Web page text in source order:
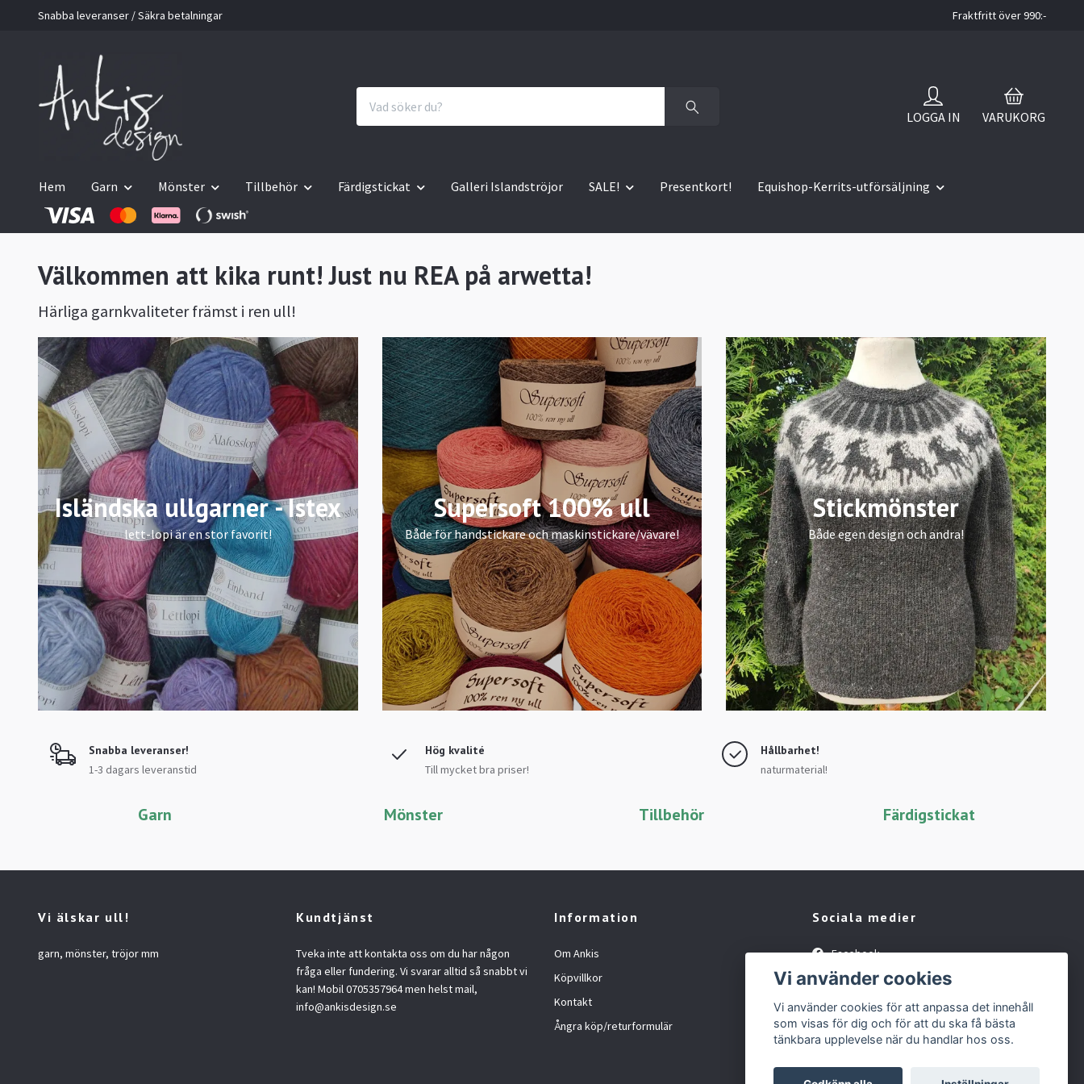
Snabba leveranser / Säkra betalningar Fraktfritt över 990:-
LOGGA IN VARUKORG
Hem Garn Mönster Tillbehör Färdigstickat Galleri Islandströjor SALE! Presentkort! Equishop-Kerrits-utförsäljning
Välkommen att kika runt! Just nu REA på arwetta!
Härliga garnkvaliteter främst i ren ull!
Isländska ullgarner - Istex
lett-lopi är en stor favorit!
Supersoft 100% ull
Både för handstickare och maskinstickare/vävare!
Stickmönster
Både egen design och andra!
Snabba leveranser!
1-3 dagars leveranstid
Hög kvalité
Till mycket bra priser!
Hållbarhet!
naturmaterial!
Garn Mönster Tillbehör Färdigstickat
Vi älskar ull!
garn, mönster, tröjor mm
Kundtjänst
Tveka inte att kontakta oss om du har någon
fråga eller fundering. Vi svarar alltid så snabbt vi
kan! Mobil 0705357964 men helst mail,
info@ankisdesign.se
Information
Om Ankis
Köpvillkor
Kontakt
Ångra köp/returformulär
Sociala medier
Facebook
Instagram
Vi använder cookies
Vi använder cookies för att anpassa det innehåll
som visas för dig och för att du ska få bästa
tänkbara upplevelse när du handlar hos oss.